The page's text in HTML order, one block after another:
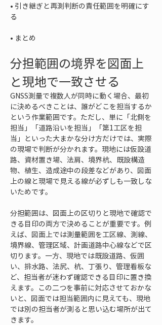
• 引き継ぎと再測判断の責任範囲を明確にす
• まとめ
分担範囲の境界を図面上
と現地で一致させる
GNSS測量で複数人が同時に動く場合、最初
に決めるべきことは、誰がどこを担当するか
という作業範囲です。ただし、単に「北側を
担当」「道路沿いを担当」「第1工区を担
当」といった大まかな分け方だけでは、実際
の現場で判断が分かれます。現地には仮設道
路、資材置き場、法肩、境界杭、既設構造
物、植生、造成途中の段差などがあり、図面
上の線と現場で見える線が必ずしも一致しな
いためです。
分担範囲は、図面上の区切りと現地で確認で
きる目印の両方で決めることが重要です。例
えば、図面上では測量範囲を工区線、測線、
境界線、管理区域、計画道路中心線などで区
切ります。一方、現地では既設道路、仮囲
い、排水路、法尻、杭、丁張り、管理看板な
ど、担当者が迷わず確認できる目印に置き換
えます。この二つを事前に対応させておかな
いと、図面では担当範囲内に見えても、現地
では別の担当者が測ると思い込む場所が出て
きます。